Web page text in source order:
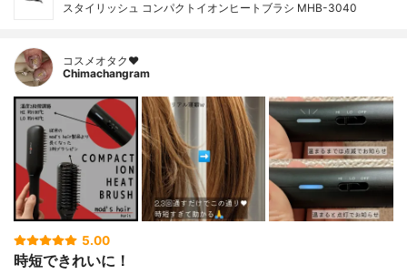
スタイリッシュ コンパクトイオンヒートブラシ MHB-3040
コスメオタク♥︎
Chimachangram
5.00
時短できれいに！